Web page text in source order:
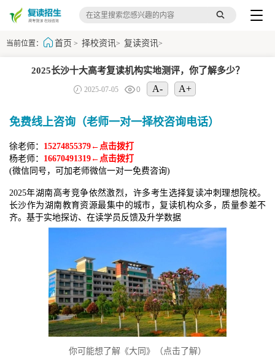
当前位置： 首页 > 择校资讯> 复读资讯>
2025长沙十大高考复读机构实地测评，你了解多少？
2025-07-05 0 A- A+
免费线上咨询（老师一对一择校咨询电话）
徐老师： 15274855379←点击拨打
杨老师： 16670491319←点击拨打
(微信同号，可加老师微信一对一免费咨询)
2025年湖南高考竞争依然激烈，许多考生选择复读冲刺理想院校。
长沙作为湖南教育资源最集中的城市，复读机构众多，质量参差不
齐。基于实地探访、在读学员反馈及升学数据
你可能想了解《大同》（点击了解）